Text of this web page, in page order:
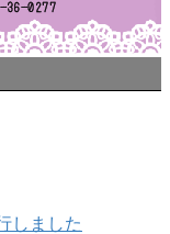
しました